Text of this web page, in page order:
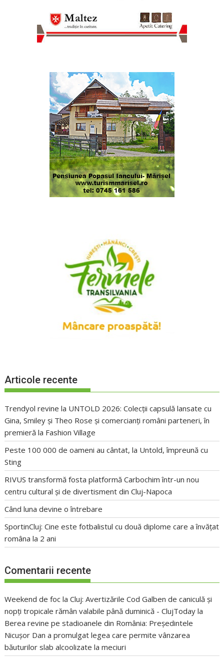
Articole recente
Trendyol revine la UNTOLD 2026: Colecții capsulă lansate cu
Gina, Smiley și Theo Rose și comercianți români parteneri, în
premieră la Fashion Village
Peste 100 000 de oameni au cântat, la Untold, împreună cu
Sting
RIVUS transformă fosta platformă Carbochim într-un nou
centru cultural și de divertisment din Cluj-Napoca
Când luna devine o întrebare
SportinCluj: Cine este fotbalistul cu două diplome care a învățat
româna la 2 ani
Comentarii recente
Weekend de foc la Cluj: Avertizările Cod Galben de caniculă și
nopți tropicale rămân valabile până duminică - ClujToday la
Berea revine pe stadioanele din România: Președintele
Nicușor Dan a promulgat legea care permite vânzarea
băuturilor slab alcoolizate la meciuri